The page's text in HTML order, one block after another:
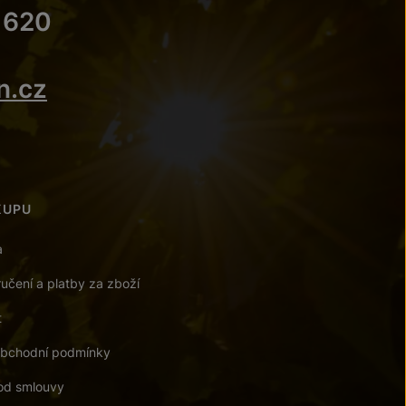
a platby za zboží
podmínky
smlouvy